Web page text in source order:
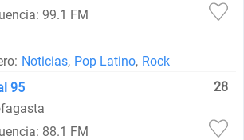
99.1 FM
Noticias, Pop Latino, Rock
95
28
88.1 FM